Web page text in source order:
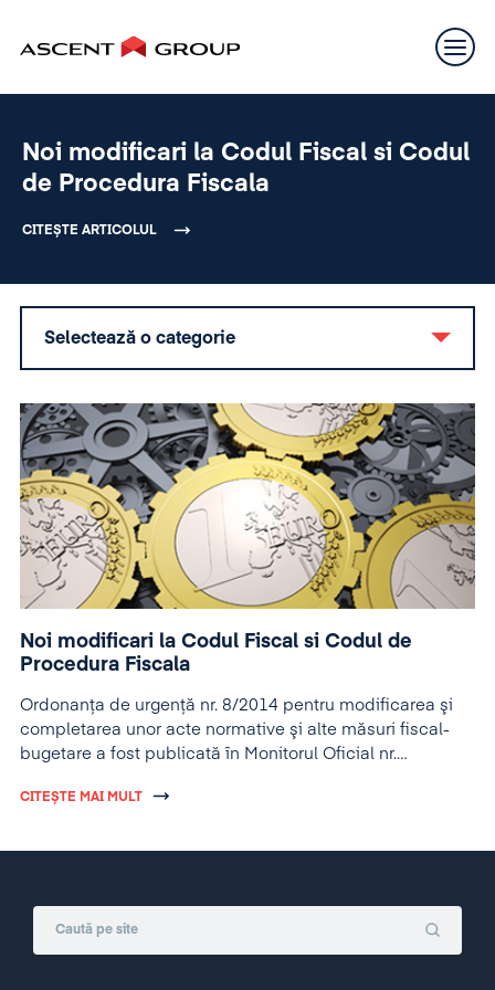
Noi modificari la Codul Fiscal si Codul
de Procedura Fiscala
CITEȘTE ARTICOLUL
Selectează o categorie
Noi modificari la Codul Fiscal si Codul de
Procedura Fiscala
Ordonanţa de urgenţă nr. 8/2014 pentru modificarea şi
completarea unor acte normative şi alte măsuri fiscal-
bugetare a fost publicată în Monitorul Oficial nr.
CITEȘTE MAI MULT